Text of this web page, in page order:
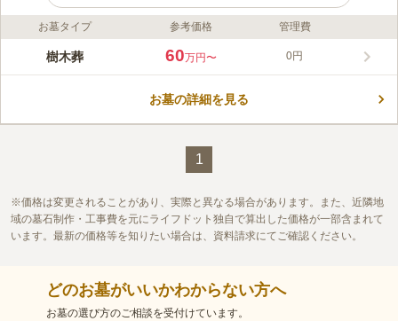
ライフドット編集部のコメント
桜島と市街地を一望できる、抜群のロケーションを誇る墓地で
リーの桜が、春になると見事な花を咲かせ訪れる人の目を楽しま
この霊園はまだ誰からも評価されていません。
お墓タイプ 参考価格 管理費
樹木葬 60万円〜 0円
お墓の詳細を見る
1
価格は変更されることがあり、実際と異なる場合があります。また、近隣地
域の墓石制作・工事費を元にライフドット独自で算出した価格が一部含まれて
います。最新の価格等を知りたい場合は、資料請求にてご確認ください。
どのお墓がいいかわからない方へ
お墓の選び方のご相談を受付けています。